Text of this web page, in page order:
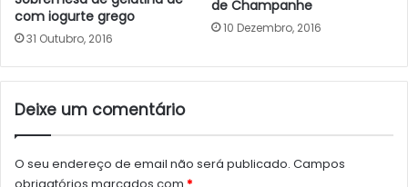
com iogurte grego
31 Outubro, 2016
de Champanhe
10 Dezembro, 2016
Deixe um comentário
O seu endereço de email não será publicado. Campos